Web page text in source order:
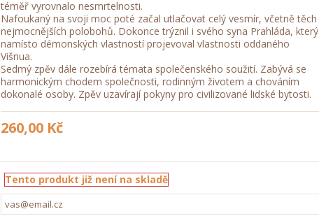
téměř vyrovnalo nesmrtelnosti.
Nafoukaný na svoji moc poté začal utlačovat celý vesmír, včetně těch
nejmocnějších polobohů. Dokonce trýznil i svého syna Prahláda, který
namísto démonských vlastností projevoval vlastnosti oddaného
Višnua.
Sedmý zpěv dále rozebírá témata společenského soužití. Zabývá se
harmonickým chodem společnosti, rodinným životem a chováním
dokonalé osoby. Zpěv uzavírají pokyny pro civilizované lidské bytosti.
260,00 Kč
Tento produkt již není na skladě